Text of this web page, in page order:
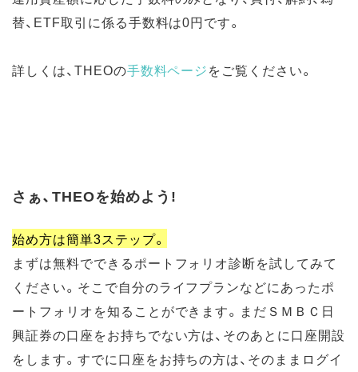
替、ETF取引に係る手数料は0円です。
詳しくは、THEOの手数料ページをご覧ください。
さぁ、THEOを始めよう!
始め方は簡単3ステップ。
まずは無料でできるポートフォリオ診断を試してみて
ください。そこで自分のライフプランなどにあったポ
ートフォリオを知ることができます。まだＳＭＢＣ日
興証券の口座をお持ちでない方は、そのあとに口座開設
をします。すでに口座をお持ちの方は、そのままログイ